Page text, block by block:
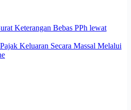
Keterangan Bebas PPh lewat
Keluaran Secara Massal Melalui